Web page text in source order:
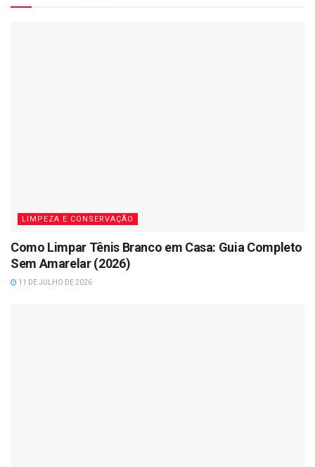
LIMPEZA E CONSERVAÇÃO
Como Limpar Tênis Branco em Casa: Guia Completo
Sem Amarelar (2026)
11 DE JULHO DE 2026